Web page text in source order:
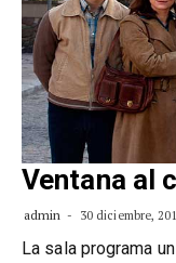
Ventana al
admin 30 diciembre,
La sala programa